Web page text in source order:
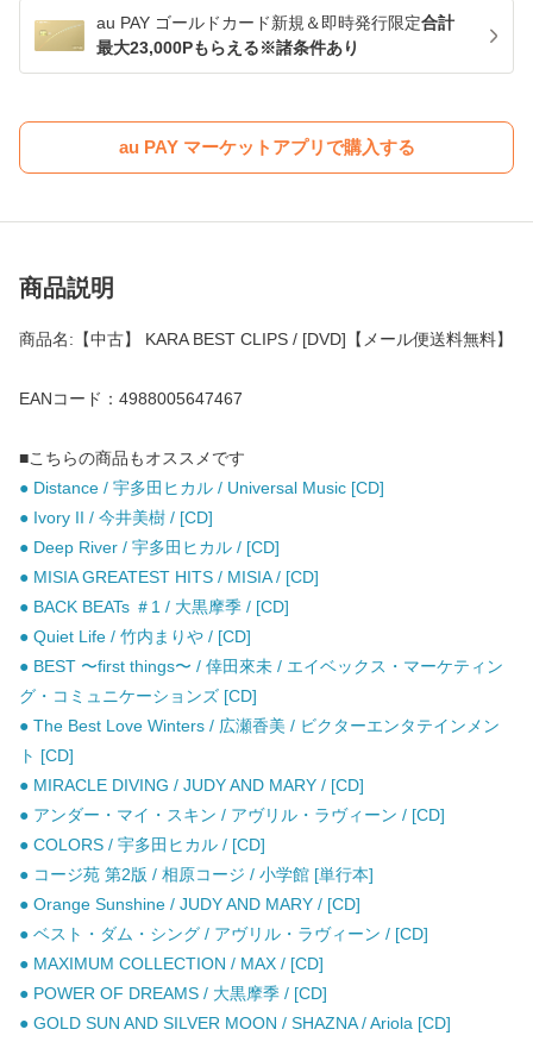
au PAY ゴールドカード新規＆即時発行限定合計
最大23,000Pもらえる※諸条件あり
au PAY マーケットアプリで購入する
商品説明
商品名:【中古】 KARA BEST CLIPS / [DVD]【メール便送料無料】
EANコード：4988005647467
■こちらの商品もオススメです
● Distance / 宇多田ヒカル / Universal Music [CD]
● Ivory II / 今井美樹 / [CD]
● Deep River / 宇多田ヒカル / [CD]
● MISIA GREATEST HITS / MISIA / [CD]
● BACK BEATs ＃1 / 大黒摩季 / [CD]
● Quiet Life / 竹内まりや / [CD]
● BEST 〜first things〜 / 倖田來未 / エイベックス・マーケティン
グ・コミュニケーションズ [CD]
● The Best Love Winters / 広瀬香美 / ビクターエンタテインメン
ト [CD]
● MIRACLE DIVING / JUDY AND MARY / [CD]
● アンダー・マイ・スキン / アヴリル・ラヴィーン / [CD]
● COLORS / 宇多田ヒカル / [CD]
● コージ苑 第2版 / 相原コージ / 小学館 [単行本]
● Orange Sunshine / JUDY AND MARY / [CD]
● ベスト・ダム・シング / アヴリル・ラヴィーン / [CD]
● MAXIMUM COLLECTION / MAX / [CD]
● POWER OF DREAMS / 大黒摩季 / [CD]
● GOLD SUN AND SILVER MOON / SHAZNA / Ariola [CD]